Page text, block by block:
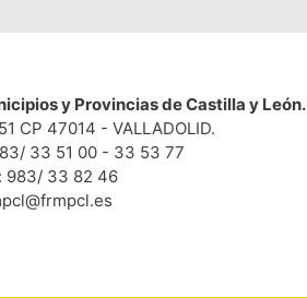
y Provincias de Castilla y León.
CP 47014 - VALLADOLID.
33 51 00 - 33 53 77
983/ 33 82 46